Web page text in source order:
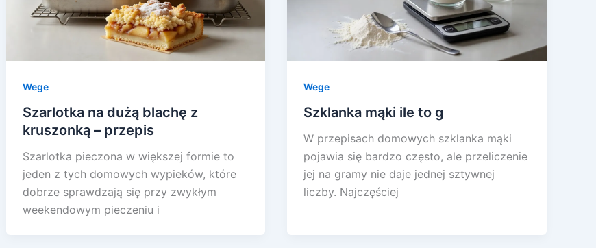
Wege
Szarlotka na dużą blachę z
kruszonką – przepis
Szarlotka pieczona w większej formie to
jeden z tych domowych wypieków, które
dobrze sprawdzają się przy zwykłym
weekendowym pieczeniu i
Wege
Szklanka mąki ile to g
W przepisach domowych szklanka mąki
pojawia się bardzo często, ale przeliczenie
jej na gramy nie daje jednej sztywnej
liczby. Najczęściej